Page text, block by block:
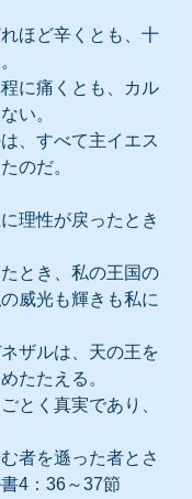
ほど辛くとも、十
に痛くとも、カル
い。
、すべて主イエス
のだ。
理性が戻ったとき
たとき、私の王国の
威光も輝きも私に
ザルは、天の王を
たたえる。
とく真実であり、
者を遜った者とさ
4：36～37節